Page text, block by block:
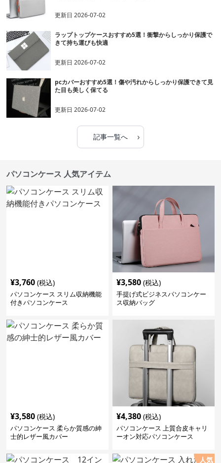
更新日2026-07-02
ラップトップケースおすすめ5選！衝撃からしっかり保護で
きて持ち運びも快適
更新日2026-07-02
pcカバーおすすめ5選！傷や汚れからしっかり保護できて見
た目も美しく保てる
更新日2026-07-02
記事一覧へ ›
パソコンケース 人気アイテム
¥3,760 (税込)
パソコンケース スリム収納機能
付きパソコンケース
¥3,580 (税込)
手提げ式ビジネスパソコンケー
ス収納バッグ
¥3,580 (税込)
パソコンケース 柔らか質感の紳
士的レザー風カバー
¥4,380 (税込)
パソコンケース 上質合皮キャリ
ーオン対応パソコンケース
人気